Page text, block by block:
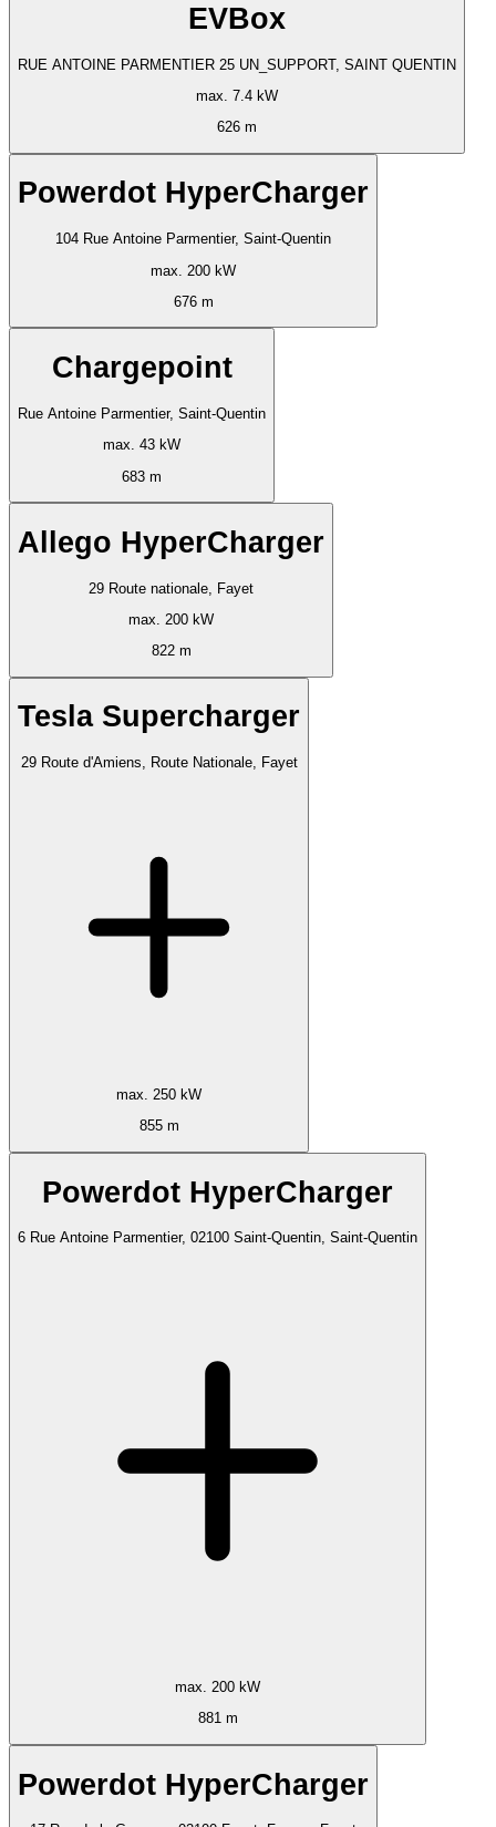
EVBox
RUE ANTOINE PARMENTIER 25 UN_SUPPORT, SAINT QUENTIN
max. 7.4 kW
626 m
Powerdot HyperCharger
104 Rue Antoine Parmentier, Saint-Quentin
max. 200 kW
676 m
Chargepoint
Rue Antoine Parmentier, Saint-Quentin
max. 43 kW
683 m
Allego HyperCharger
29 Route nationale, Fayet
max. 200 kW
822 m
Tesla Supercharger
29 Route d'Amiens, Route Nationale, Fayet
max. 250 kW
855 m
Powerdot HyperCharger
6 Rue Antoine Parmentier, 02100 Saint-Quentin, Saint-Quentin
max. 200 kW
881 m
Powerdot HyperCharger